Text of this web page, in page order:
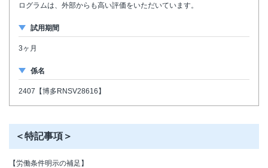
ログラムは、外部からも高い評価をいただいています。
試用期間
3ヶ月
係名
2407【博多RNSV28616】
＜特記事項＞
【労働条件明示の補足】